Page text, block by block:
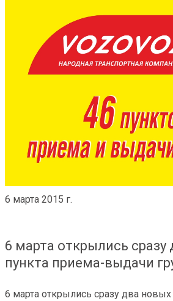
6 марта 2015 г.
6 марта открылись сразу
пункта приема-выдачи
6 марта открылись сразу два